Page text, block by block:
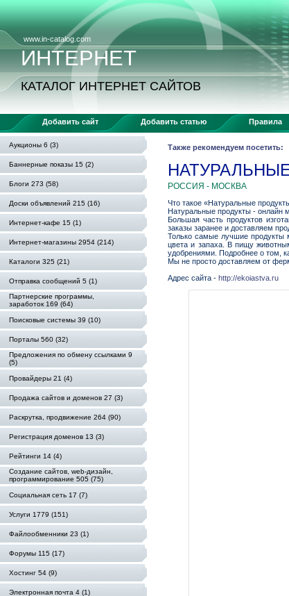
www.in-catalog.com
ИНТЕРНЕТ
КАТАЛОГ ИНТЕРНЕТ САЙТОВ
Добавить сайт Добавить статью Правила
Аукционы 6 (3)
Баннерные показы 15 (2)
Блоги 273 (58)
Доски объявлений 215 (16)
Интернет-кафе 15 (1)
Интернет-магазины 2954 (214)
Каталоги 325 (21)
Отправка сообщений 5 (1)
Партнерские программы,
заработок 169 (64)
Поисковые системы 39 (10)
Порталы 560 (32)
Предложения по обмену ссылками 9
(5)
Провайдеры 21 (4)
Продажа сайтов и доменов 27 (3)
Раскрутка, продвижение 264 (90)
Регистрация доменов 13 (3)
Рейтинги 14 (4)
Создание сайтов, web-дизайн,
программирование 505 (75)
Социальная сеть 17 (7)
Услуги 1779 (151)
Файлообменники 23 (1)
Форумы 115 (17)
Хостинг 54 (9)
Электронная почта 4 (1)
Также рекомендуем посетить:
РОССИЯ - МОСКВА
Что такое «Натуральные
Натуральные продукты - онлайн
Большая часть продуктов
заказы заранее и доставляем
Только самые лучшие продукты
цвета и запаха. В пищу
удобрениями. Подробнее о том,
Мы не просто доставляем от
Адрес сайта - http://ekoiastva.ru